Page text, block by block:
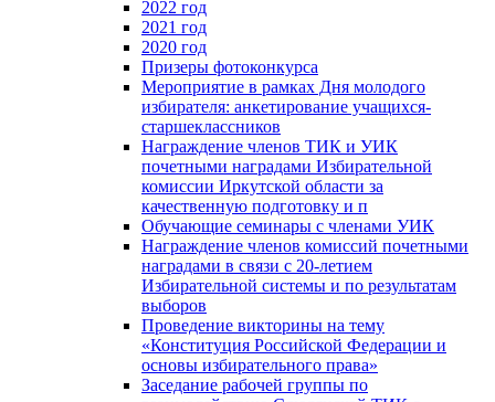
2022 год
2021 год
2020 год
Призеры фотоконкурса
Мероприятие в рамках Дня молодого
избирателя: анкетирование учащихся-
старшеклассников
Награждение членов ТИК и УИК
почетными наградами Избирательной
комиссии Иркутской области за
качественную подготовку и п
Обучающие семинары с членами УИК
Награждение членов комиссий почетными
наградами в связи с 20-летием
Избирательной системы и по результатам
выборов
Проведение викторины на тему
«Конституция Российской Федерации и
основы избирательного права»
Заседание рабочей группы по